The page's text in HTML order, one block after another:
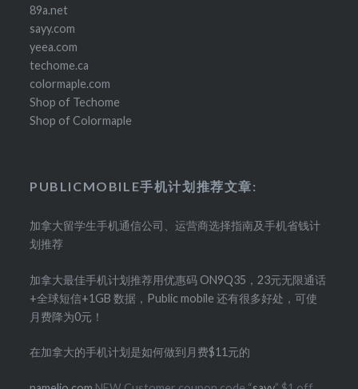
89a.net
sayy.com
yeea.com
techome.ca
colormaple.com
Shop of Techome
Shop of Colormaple
PUBLICMOBILE手机计划推荐文章:
加拿大留学生手机通信公司、运营商选择指南及手机省钱计
划推荐
加拿大最佳手机计划推荐用优惠码 ON9Q35，23元无限通话
+全球短信+1GB 数据，Public mobile 还有很多好处，可使
月费降为0元！
在加拿大的手机计划是如何做到月费$11元的